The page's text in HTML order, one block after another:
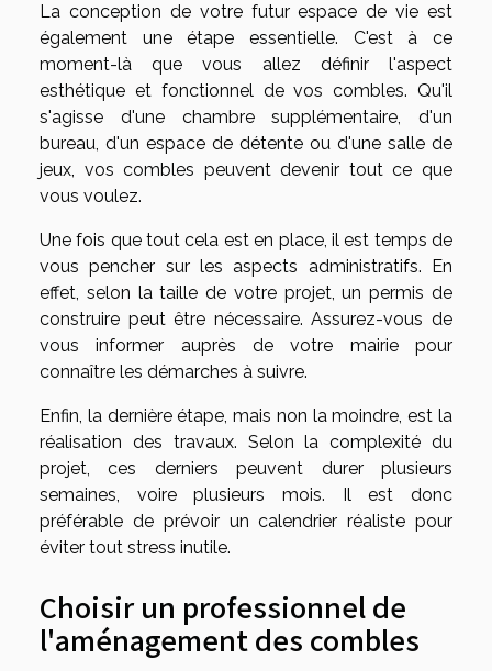
La conception de votre futur espace de vie est
également une étape essentielle. C'est à ce
moment-là que vous allez définir l'aspect
esthétique et fonctionnel de vos combles. Qu'il
s'agisse d'une chambre supplémentaire, d'un
bureau, d'un espace de détente ou d'une salle de
jeux, vos combles peuvent devenir tout ce que
vous voulez.
Une fois que tout cela est en place, il est temps de
vous pencher sur les aspects administratifs. En
effet, selon la taille de votre projet, un permis de
construire peut être nécessaire. Assurez-vous de
vous informer auprès de votre mairie pour
connaître les démarches à suivre.
Enfin, la dernière étape, mais non la moindre, est la
réalisation des travaux. Selon la complexité du
projet, ces derniers peuvent durer plusieurs
semaines, voire plusieurs mois. Il est donc
préférable de prévoir un calendrier réaliste pour
éviter tout stress inutile.
Choisir un professionnel de
l'aménagement des combles